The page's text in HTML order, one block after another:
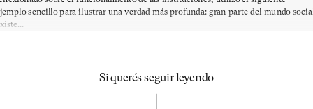
sencillo para ilustrar una verdad más profunda: gran parte del mundo
Si querés seguir leyendo